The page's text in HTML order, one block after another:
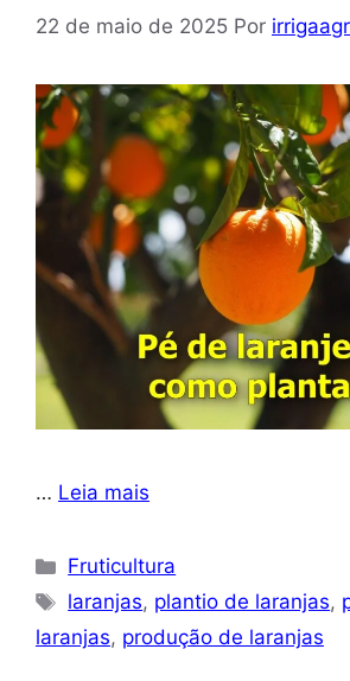
22 de maio de 2025 Por
… Leia mais
Categorias
Fruticultura
Tags
laranjas, plantio de laranjas,
laranjas, produção de laranjas